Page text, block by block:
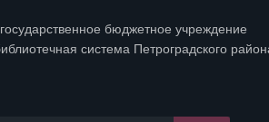
бюджетное учреждение
система Петроградского